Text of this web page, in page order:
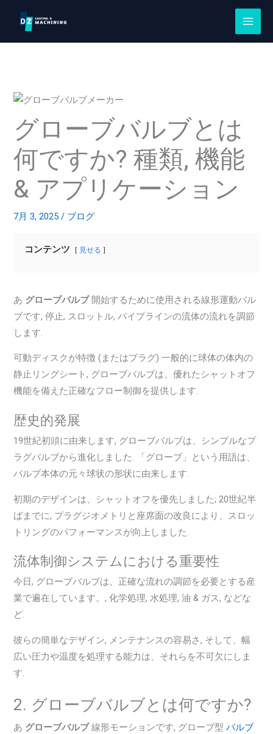
テ
グローブバルブとは
何ですか? 種類, 機能
& アプリケーション
7月 3, 2025/ ブログ
コンテンツ 見せる
あ グローブバルブ開始するために使用される線形運動バル
ブです, 停止, スロットル, パイプラインの流体の流れを調節
します.
可動ディスクが特徴 (またはプラグ) 一般的に球体の体内の
静止リングシート, グローブバルブは、優れたシャットオフ
機能を備えた正確なフロー制御を提供します.
歴史的発展
19世紀初頭に由来します, グローブバルブは、シンプルなプ
ラグバルブから進化しました. 「グローブ」という用語は、
バルブ本体の元々球状の形状に由来します.
初期のデザインは、シャットオフを優先しました; 20世紀半
ばまでに, プラグジオメトリと座席面の改良により、スロッ
トリングのパフォーマンスが向上しました.
流体制御システムにおける重要性
今日, グローブバルブは、正確な流れの調節を必要とする産
業で遍在しています。, 化学処理, 水処理, 油 & ガス, などな
ど.
彼らの簡単なデザイン, メンテナンスの容易さ, そして、幅
広い圧力や温度を処理する能力は、それらを不可欠にしま
す.
2. グローブバルブとは何ですか?
あ グローブバルブ 線形モーションです, グローブ型バルブ